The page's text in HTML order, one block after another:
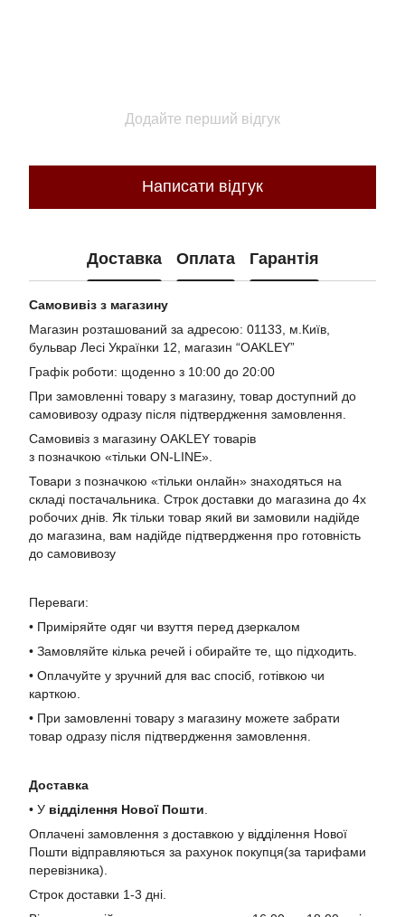
Додайте перший відгук
Написати відгук
Доставка Оплата Гарантія
Самовивіз з магазину
Магазин розташований за адресою: 01133, м.Київ,
бульвар Лесі Українки 12, магазин “OAKLEY”
Графік роботи: щоденно з 10:00 до 20:00
При замовленні товару з магазину, товар доступний до
самовивозу одразу після підтвердження замовлення.
Самовивіз з магазину OAKLEY товарів
з позначкою «тільки ON-LINE».
Товари з позначкою «тільки онлайн» знаходяться на
складі постачальника. Строк доставки до магазина до 4х
робочих днів. Як тільки товар який ви замовили надійде
до магазина, вам надійде підтвердження про готовність
до самовивозу
Переваги:
• Приміряйте одяг чи взуття перед дзеркалом
• Замовляйте кілька речей і обирайте те, що підходить.
• Оплачуйте у зручний для вас спосіб, готівкою чи
карткою.
• При замовленні товару з магазину можете забрати
товар одразу після підтвердження замовлення.
Доставка
• У відділення Нової Пошти
Оплачені замовлення з доставкою у відділення Нової
Пошти відправляються за рахунок покупця(за тарифами
перевізника).
Строк доставки 1-3 дні.